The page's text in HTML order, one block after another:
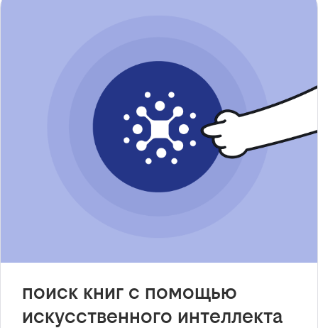
поиск книг с помощью
искусственного интеллекта